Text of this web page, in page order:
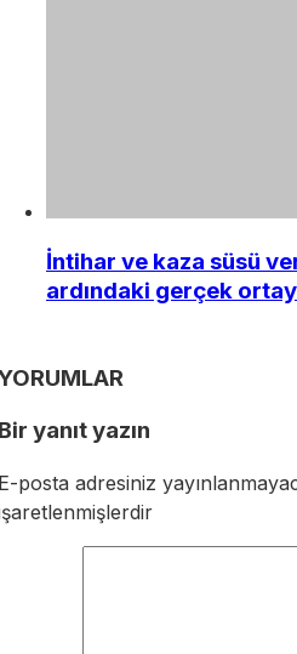
İntihar ve kaza süsü
ardındaki gerçek
yanıt yazın
posta adresiniz